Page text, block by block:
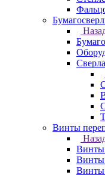
Винты
Винты
Винты
Винты